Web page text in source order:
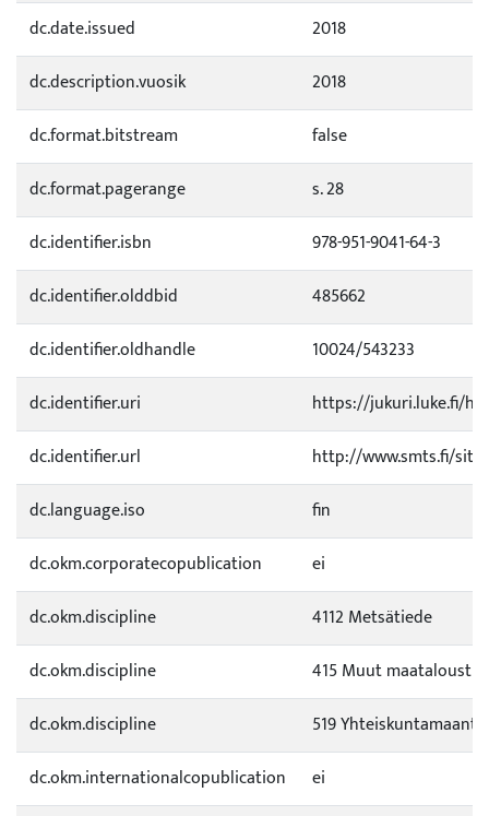
dc.date.issued
2018
dc.description.vuosik
2018
dc.format.bitstream
false
dc.format.pagerange
s. 28
dc.identifier.isbn
978-951-9041-64-3
dc.identifier.olddbid
485662
dc.identifier.oldhandle
10024/543233
dc.identifier.uri
https://jukuri.luke.fi/
dc.identifier.url
http://www.smts.fi/
dc.language.iso
fin
dc.okm.corporatecopublication
ei
dc.okm.discipline
4112 Metsätiede
dc.okm.discipline
415 Muut
dc.okm.discipline
519
dc.okm.internationalcopublication
ei